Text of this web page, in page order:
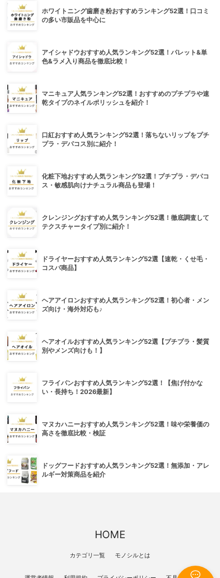
ホワイトニング歯磨き粉おすすめランキング52選！口コミ
の多い市販品を中心に
アイシャドウおすすめ人気ランキング52選！パレット&単
色&ラメ入り商品を徹底比較！
マニキュア人気ランキング52選！おすすめのプチプラや速
乾タイプのネイルポリッシュを紹介！
口紅おすすめ人気ランキング52選！落ちないリップをプチ
プラ・デパコス別に紹介！
化粧下地おすすめ人気ランキング52選！プチプラ・デパコ
ス・敏感肌向けナチュラル商品も登場！
クレンジングおすすめ人気ランキング52選！徹底調査して
テクスチャータイプ別に紹介！
ドライヤーおすすめ人気ランキング52選【速乾・くせ毛・
コスパ商品】
ヘアアイロンおすすめ人気ランキング52選！初心者・メン
ズ向け・海外対応も♪
ヘアオイルおすすめ人気ランキング52選【プチプラ・髪質
別やメンズ向けも！】
フライパンおすすめ人気ランキング52選！【焦げ付かな
い・長持ち！2026最新】
マヌカハニーおすすめ人気ランキング52選！味や栄養価の
高さを徹底比較・検証
ドッグフードおすすめ人気ランキング52選！無添加・アレ
ルギー対策商品を紹介
HOME
カテゴリ一覧 モノシルとは